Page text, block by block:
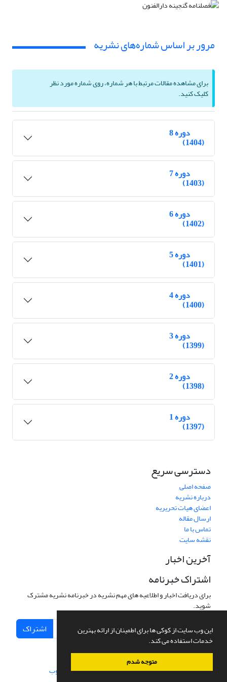
این وب سایت از کوکی ها برای اطمینان از ارائه بهترین
خدمات استفاده می کند.
متوجه شدم
مرور بر اساس شماره‌های نشریه
برای مشاهده مقالات مرتبط با هر شماره، روی شماره مورد نظر
کلیک کنید.
دوره 8
(1404)
دوره 7
(1403)
دوره 6
(1402)
دوره 5
(1401)
دوره 4
(1400)
دوره 3
(1399)
دوره 2
(1398)
دوره 1
(1397)
دسترسی سریع
صفحه اصلی
درباره نشریه
اعضای هیات تحریریه
ارسال مقاله
تماس با ما
نقشه سایت
آخرین اخبار
اشتراک خبرنامه
برای دریافت اخبار و اطلاعیه های مهم نشریه در خبرنامه نشریه مشترک
شوید.
اشتراک
سامانه مدیریت نشریات علمی.طراحی و پیاده سازی از سیناوب